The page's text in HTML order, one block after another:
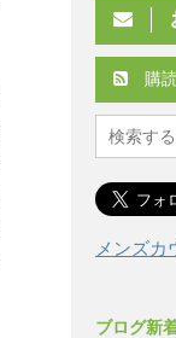
購
メンズカ
ブログ新